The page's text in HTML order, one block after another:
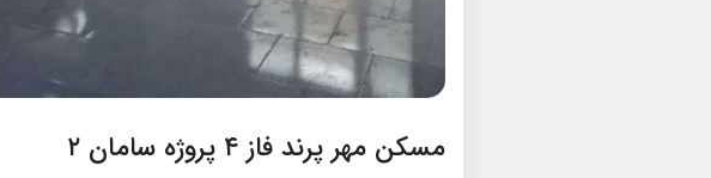
مسکن مهر پرند فاز ۴ پروژه سامان ۲